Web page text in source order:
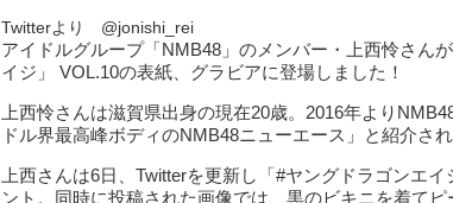
Twitterより @jonishi_rei
アイドルグループ「NMB48」のメンバー・上西怜さん
イジ」 VOL.10の表紙、グラビアに登場しました！
上西怜さんは滋賀県出身の現在20歳。2016年より
ドル界最高峰ボディのNMB48ニューエース」と紹介さ
上西さんは6日、Twitterを更新し「#ヤングドラゴンエ
ント。同時に投稿された画像では、黒のビキニを着て